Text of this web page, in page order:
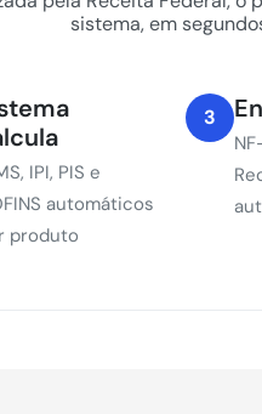
sistema, em
IPI, PIS e
automáticos
produto
3